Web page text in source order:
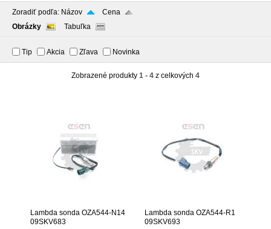
Zoradiť podľa: Názov
Cena
Obrázky
Tabuľka
Tip Akcia Zľava Novinka
Zobrazené produkty 1 - 4 z celkových 4
Lambda sonda OZA544-N14
09SKV683
Lambda sonda OZA544-R1
09SKV693